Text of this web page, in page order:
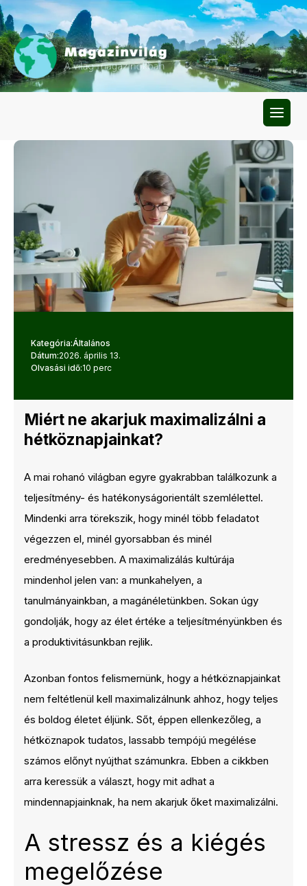
Kategória:Általános
Dátum:2026. április 13.
Olvasási idő:10 perc
Miért ne akarjuk maximalizálni a
hétköznapjainkat?
A mai rohanó világban egyre gyakrabban találkozunk a
teljesítmény- és hatékonyságorientált szemlélettel.
Mindenki arra törekszik, hogy minél több feladatot
végezzen el, minél gyorsabban és minél
eredményesebben. A maximalizálás kultúrája
mindenhol jelen van: a munkahelyen, a
tanulmányainkban, a magánéletünkben. Sokan úgy
gondolják, hogy az élet értéke a teljesítményünkben és
a produktivitásunkban rejlik.
Azonban fontos felismernünk, hogy a hétköznapjainkat
nem feltétlenül kell maximalizálnunk ahhoz, hogy teljes
és boldog életet éljünk. Sőt, éppen ellenkezőleg, a
hétköznapok tudatos, lassabb tempójú megélése
számos előnyt nyújthat számunkra. Ebben a cikkben
arra keressük a választ, hogy mit adhat a
mindennapjainknak, ha nem akarjuk őket maximalizálni.
A stressz és a kiégés
megelőzése